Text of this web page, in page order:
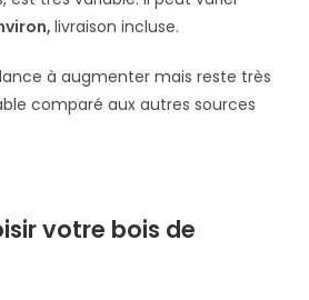
livraison incluse.
à augmenter mais reste très
comparé aux autres sources
votre bois de